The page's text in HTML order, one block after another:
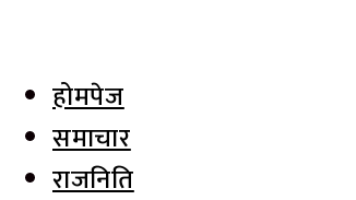
होमपेज
समाचार
राजनिति